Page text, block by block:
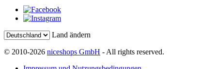
Land ändern
© 2010-2026 niceshops GmbH - All rights reserved.